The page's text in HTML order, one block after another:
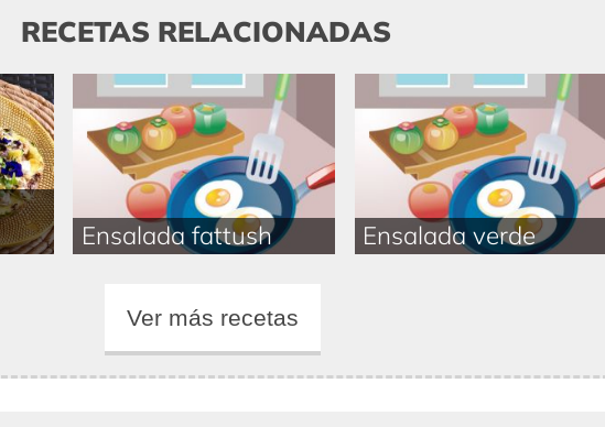
RECETAS RELACIONADAS
Ensalada fattush Ensalada verde
Ver más recetas